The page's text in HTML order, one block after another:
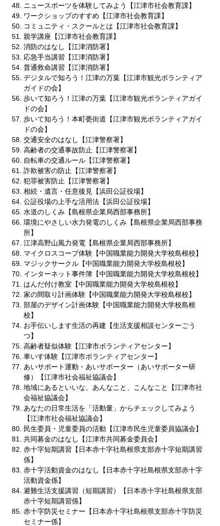
ニュースポーツを体験してみよう【江津市社会教育課】
ワークショップのすすめ【江津市社会教育課】
コミュニティ・スクールとは【江津市社会教育課】
親学講座【江津市社会教育課】
消防のはなし【江津消防署】
応急手当講習【江津消防署】
普通救命講習【江津消防署】
デジタルで知ろう！江津の万葉【江津市観光ボランティア
ガイドの会】
歩いて知ろう！江津の万葉【江津市観光ボランティアガイ
ドの会】
歩いて知ろう！本町甍街道【江津市観光ボランティアガイ
ドの会】
交通安全のはなし【江津警察署】
高齢者の交通事故防止【江津警察署】
自転車の交通ルール【江津警察署】
詐欺被害の防止【江津警察署】
犯罪被害防止【江津警察署】
相続・遺言・任意後見【浜田公証役場】
公証役場の上手な活用法【浜田公証役場】
水道のしくみ【島根県企業局西部事務所】
環境にやさしい水力発電のしくみ【島根県企業局西部事務
所】
江津高野山風力発電【島根県企業局西部事務所】
マイクロスコープ体験【中国職業能力開発大学校島根校】
マジックサークル【中国職業能力開発大学校島根校】
インターネット事件簿【中国職業能力開発大学校島根校】
はんだ付け教室【中国職業能力開発大学校島根校】
家の間取り計画体験【中国職業能力開発大学校島根校】
部屋のデザイン計画体験【中国職業能力開発大学校島根
校】
お手伝いします生活の再建【生活支援相談センターごう
つ】
高齢者疑似体験【江津市ボランティアセンター】
車いす体験【江津市ボランティアセンター】
あいサポート運動・あいサポーター（あいサポーター研
修）【江津市社会福祉協議会】
地域にあるといいな、あんなこと、こんなこと【江津市社
会福祉協議会】
あなたの日常生活を「活動量」からチェックしてみよう
【江津市社会福祉協議会】
民生委員・児童委員の活動【江津市民生児童委員協議会】
共同募金のはなし【江津市共同募金委員会】
赤十字短期講習【日本赤十字社島根県支部赤十字短期講習
係】
赤十字活動資金のはなし【日本赤十字社島根県支部赤十字
活動資金係】
避難生活支援講習（短期講習）【日本赤十字社島根県支部
赤十字短期講習係】
赤十字防災セミナー【日本赤十字社島根県支部赤十字防災
セミナー係】